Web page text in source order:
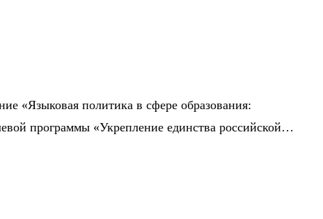
«Языковая политика в сфере образования:
программы «Укрепление единства российской…